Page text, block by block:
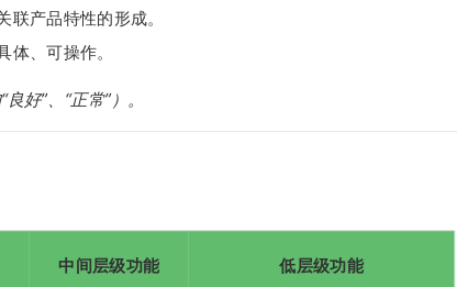
产品特性的形成。
、可操作。
好”、“正常”）。
中间层级功能 低层级功能